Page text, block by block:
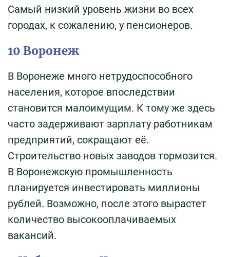
Самый низкий уровень жизни во всех
городах, к сожалению, у пенсионеров.
10 Воронеж
В Воронеже много нетрудоспособного
населения, которое впоследствии
становится малоимущим. К тому же здесь
часто задерживают зарплату работникам
предприятий, сокращают её.
Строительство новых заводов тормозится.
В Воронежскую промышленность
планируется инвестировать миллионы
рублей. Возможно, после этого вырастет
количество высокооплачиваемых
вакансий.